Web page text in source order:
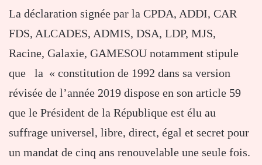
La déclaration signée par la CPDA, ADDI, CAR
FDS, ALCADES, ADMIS, DSA, LDP, MJS,
Racine, Galaxie, GAMESOU notamment stipule
que la « constitution de 1992 dans sa version
révisée de l’année 2019 dispose en son article 59
que le Président de la République est élu au
suffrage universel, libre, direct, égal et secret pour
un mandat de cinq ans renouvelable une seule fois.